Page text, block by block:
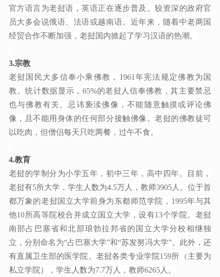
官方语言为老挝语，英语正在逐步普及。较资深的政府官
员大多会说俄语、法语或越南语。近年来，随着中老两国
经贸合作不断加强，老挝国内掀起了学习汉语的热潮。
3.宗教
老挝国民大多信奉小乘佛教， 1961年宪法规定佛教为国
教。统计数据显示，65%的老挝人信奉佛教，其主要禁忌
也与佛教有关。忌讳亵渎佛像，不能随意触摸或评论佛
像，且不能用身体的任何部分接触佛像。老挝的佛教徒可
以吃肉，但僧侣每天只吃两餐，过午不食。
4.教育
老挝的学制分为小学五年，初中三年，高中四年。目前，
老挝有5所大学，学生人数为4.5万人，教师3905人。位于首
都万象的老挝国立大学前身为东都师范学院，1995年与其
他10所高等院校合并成立国立大学，设有13个学院。老挝
南部占巴塞省和北部琅勃拉邦省的国立大学分校相继独
立，分别命名为“占巴塞大学”和“苏发努冯大学”。此外，还
有直属卫生部的医学院。老挝各类专业学院159所（主要为
私立学院），学生人数为7.7万人，教师6265人。